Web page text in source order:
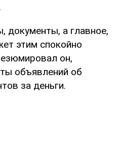
документы, а главное,
этим спокойно
он,
объявлений об
за деньги.